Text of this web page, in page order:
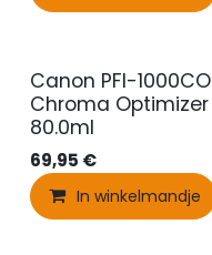
Canon PFI-1000CO
Chroma Optimizer
80.0ml
69,95 €
In winkelmandje